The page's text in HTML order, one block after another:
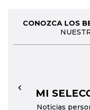
CONOZCA LOS
MI
Noticias
←